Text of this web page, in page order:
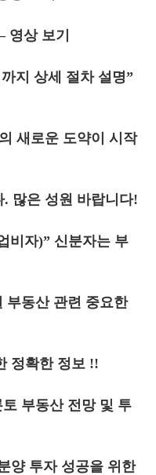
영상 보기
지 상세 절차 설명”
새로운 도약이 시작
많은 성원 바랍니다!
비자)” 신분자는 부
부동산 관련 중요한
정확한 정보 !!
부동산 전망 및 투
양 투자 성공을 위한